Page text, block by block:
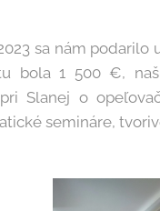
sa nám
bola 1 500 €,
Slanej o
semináre,